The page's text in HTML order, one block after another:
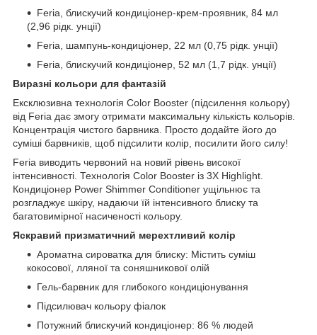
Feria, блискучий кондиціонер-крем-проявник, 84 мл
(2,96 рідк. унції)
Feria, шампунь-кондиціонер, 22 мл (0,75 рідк. унції)
Feria, блискучий кондиціонер, 52 мл (1,7 рідк. унції)
Виразні кольори для фантазій
Ексклюзивна технологія Color Booster (підсилення кольору)
від Feria дає змогу отримати максимальну кількість кольорів.
Концентрація чистого барвника. Просто додайте його до
суміші барвників, щоб підсилити колір, посилити його силу!
Feria виводить червоний на новий рівень високої
інтенсивності. Технологія Color Booster із 3X Highlight.
Кондиціонер Power Shimmer Conditioner ущільнює та
розгладжує шкіру, надаючи їй інтенсивного блиску та
багатовимірної насиченості кольору.
Яскравий призматичний мерехтливий колір
Ароматна сироватка для блиску: Містить суміш
кокосової, лляної та соняшникової олій
Гель-барвник для глибокого кондиціонування
Підсилювач кольору фіалок
Потужний блискучий кондиціонер: 86 % людей